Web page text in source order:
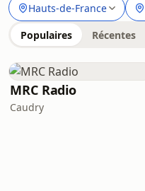
Hauts-de-France
Populaires Récentes
MRC Radio
Caudry